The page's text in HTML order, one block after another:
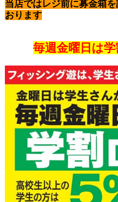
当店ではレジ前に募金箱
おります
毎週金曜日は学